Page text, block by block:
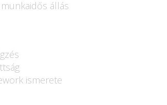
állás
ismerete